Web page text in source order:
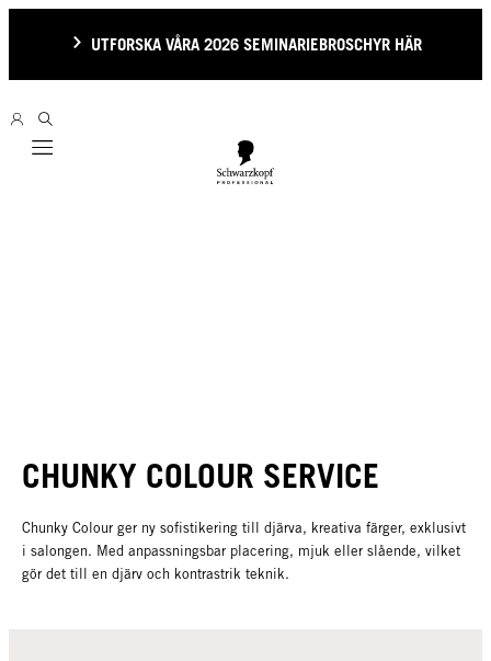
UTFORSKA VÅRA 2026 SEMINARIEBROSCHYR HÄR
Mobile navigation
CHUNKY COLOUR SERVICE
Chunky Colour ger ny sofistikering till djärva, kreativa färger, exklusivt
i salongen. Med anpassningsbar placering, mjuk eller slående, vilket
gör det till en djärv och kontrastrik teknik.